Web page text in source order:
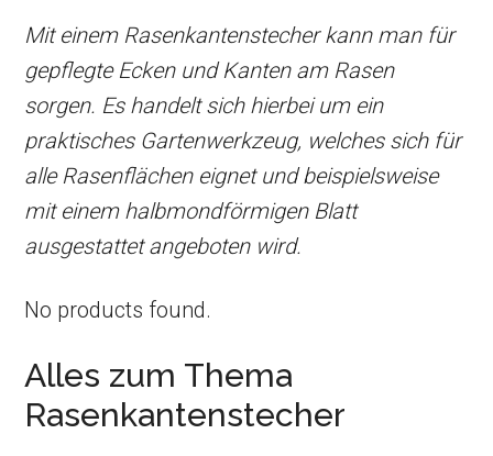
Mit einem Rasenkantenstecher kann man für
gepflegte Ecken und Kanten am Rasen
sorgen. Es handelt sich hierbei um ein
praktisches Gartenwerkzeug, welches sich für
alle Rasenflächen eignet und beispielsweise
mit einem halbmondförmigen Blatt
ausgestattet angeboten wird.
No products found.
Alles zum Thema
Rasenkantenstecher